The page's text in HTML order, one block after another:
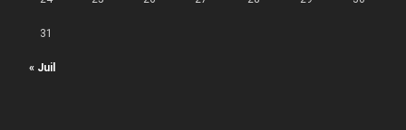
« Juil
31